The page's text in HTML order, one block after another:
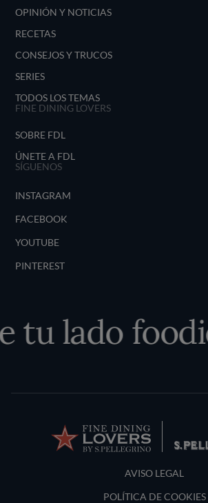
OPINIÓN Y NOTICIAS
RECETAS
CONSEJOS Y TRUCOS
SERIES
TODOS LOS TEMAS
FINE DINING LOVERS
SOBRE FDL
ÚNETE A FDL
SÍGUENOS
INSTAGRAM
FACEBOOK
YOUTUBE
PINTEREST
lado foodie
Terms and Conditions
AVISO LEGAL
POLÍTICA DE COOKIES